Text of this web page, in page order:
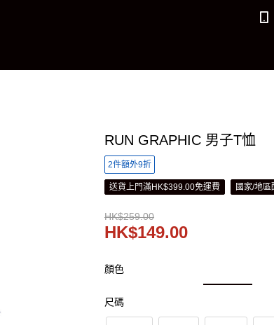
RUN GRAPHIC 男子T恤
2件額外9折
送貨上門滿HK$399.00免運費 國家/地區
HK$259.00
HK$149.00
顏色
尺碼